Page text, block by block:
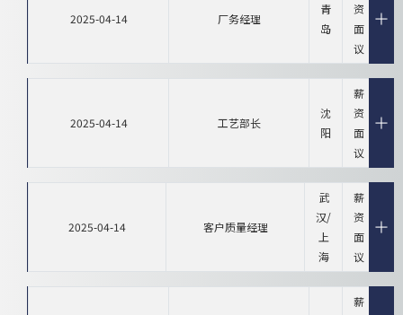
2025-04-14 厂务经理
青
岛
资
面
议
2025-04-14 工艺部长
沈
阳
薪
资
面
议
2025-04-14 客户质量经理
武
汉/
上
海
薪
资
面
议
薪